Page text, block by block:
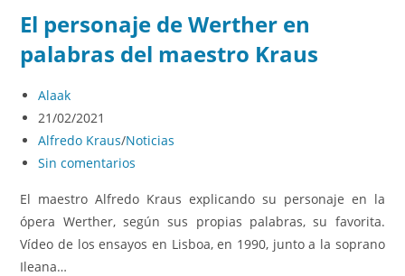
El personaje de Werther en
palabras del maestro Kraus
Alaak
21/02/2021
Alfredo Kraus/Noticias
Sin comentarios
El maestro Alfredo Kraus explicando su personaje en la
ópera Werther, según sus propias palabras, su favorita.
Vídeo de los ensayos en Lisboa, en 1990, junto a la soprano
Ileana…